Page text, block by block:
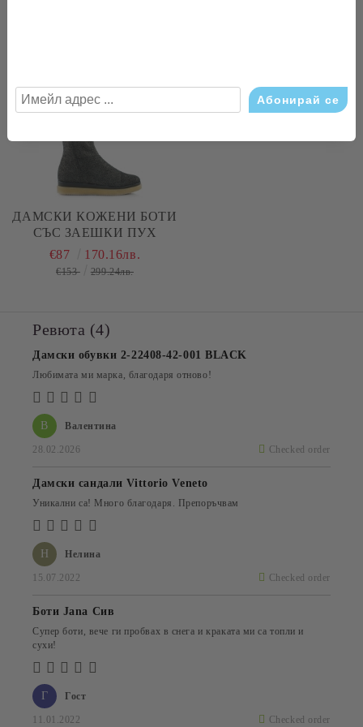
ДАМСКИ КОЖЕНИ БОТИ
СЪС ЗАЕШКИ ПУХ
€87 170.16лв.
€153 299.24лв.
Ревюта (4)
В Валентина
28.02.2026 Checked order
Дамски обувки 2-22408-42-001 BLACK
Любимата ми марка, благодаря отново!
Н Нелина
15.07.2022 Checked order
Дамски сандали Vittorio Veneto
Уникални са! Много благодаря. Препоръчвам
Г Гост
11.01.2022 Checked order
Боти Jana Сив
Супер боти, вече ги пробвах в снега и краката ми са топли и
сухи!